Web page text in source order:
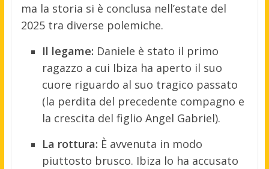
ma la storia si è conclusa nell’estate del
2025 tra diverse polemiche.
Il legame: Daniele è stato il primo
ragazzo a cui Ibiza ha aperto il suo
cuore riguardo al suo tragico passato
(la perdita del precedente compagno e
la crescita del figlio Angel Gabriel).
La rottura: È avvenuta in modo
piuttosto brusco. Ibiza lo ha accusato